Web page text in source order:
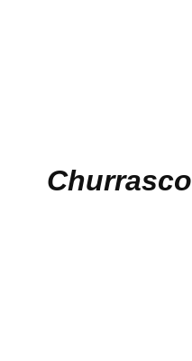
Churrasco